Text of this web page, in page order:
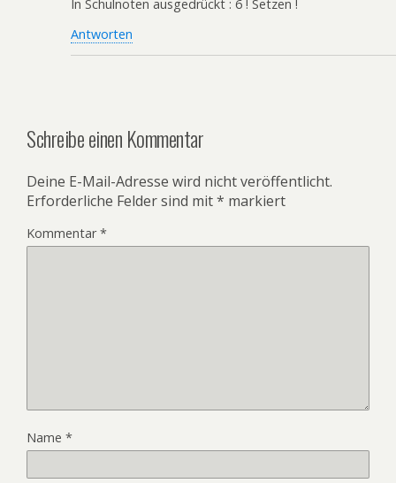
In Schulnoten ausgedrückt : 6 ! Setzen !
Antworten
Schreibe einen Kommentar
Deine E-Mail-Adresse wird nicht veröffentlicht.
Erforderliche Felder sind mit* markiert
Kommentar*
Name *